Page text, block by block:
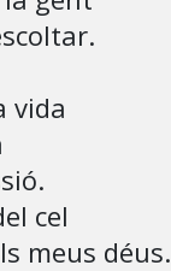
vida
cel
meus déus.